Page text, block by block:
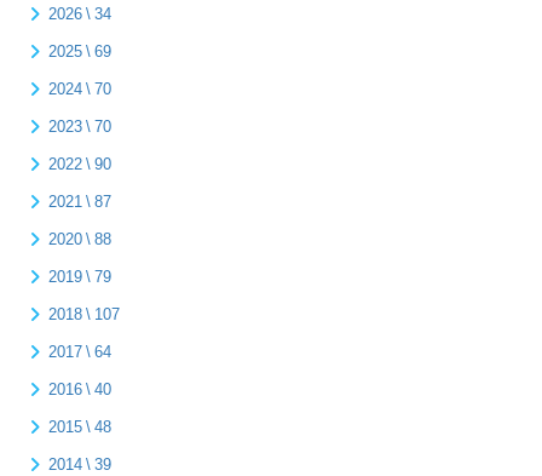
2026 \ 34
2025 \ 69
2024 \ 70
2023 \ 70
2022 \ 90
2021 \ 87
2020 \ 88
2019 \ 79
2018 \ 107
2017 \ 64
2016 \ 40
2015 \ 48
2014 \ 39